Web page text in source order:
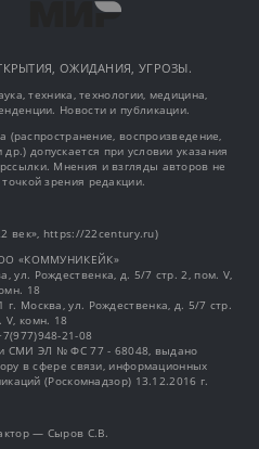
ОЖИДАНИЯ, УГРОЗЫ.
техника, технологии, медицина,
Новости и публикации.
(распространение, воспроизведение,
допускается при условии указания
Мнения и взгляды авторов не
зрения редакции.
век», https://22century.ru)
«КОММУНИКЕЙК»
ул. Рождественка, д. 5/7 стр. 2, пом. V,
18
г. Москва, ул. Рождественка, д. 5/7 стр.
V, комн. 18
21-08
СМИ ЭЛ № ФС 77 - 68048, выдано
в сфере связи, информационных
(Роскомнадзор) 13.12.2016 г.
— Сыров С.В.